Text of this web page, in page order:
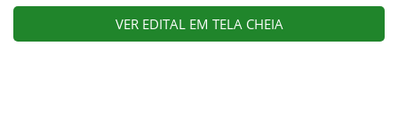
VER EDITAL EM TELA CHEIA